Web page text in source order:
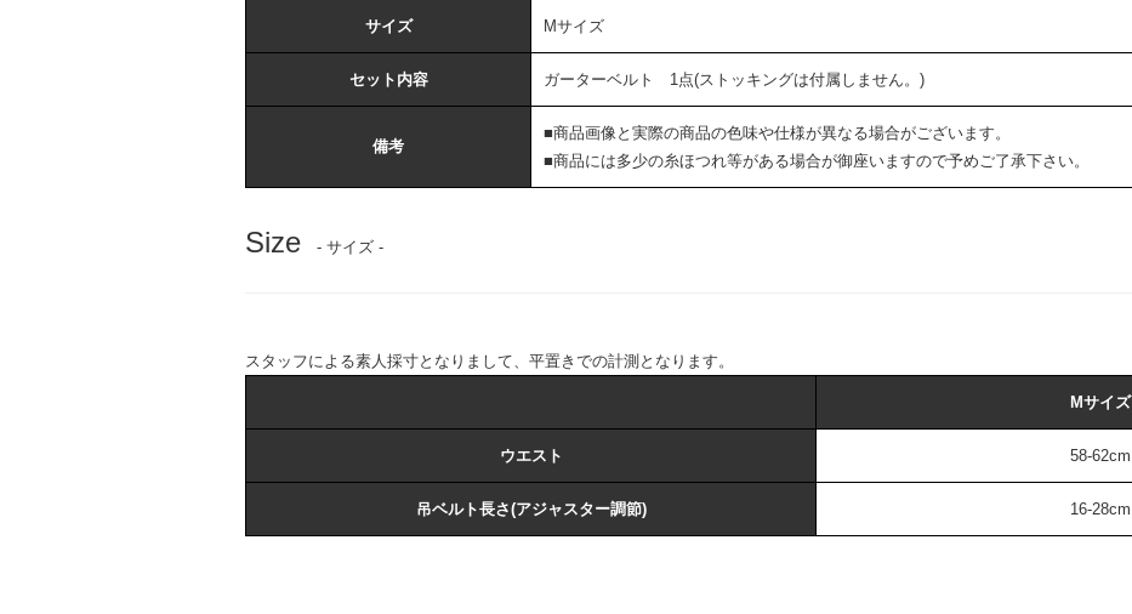
サイズ Mサイズ
セット内容 ガーターベルト 1点(ストッキングは付属しません。)
備考
■商品画像と実際の商品の色味や仕様が異なる場合がございます。
■商品には多少の糸ほつれ等がある場合が御座いますので予めご了承下さい。
Size- サイズ -
スタッフによる素人採寸となりまして、平置きでの計測となります。
Mサイズ
ウエスト 58-62cm
吊ベルト長さ(アジャスター調節) 16-28cm